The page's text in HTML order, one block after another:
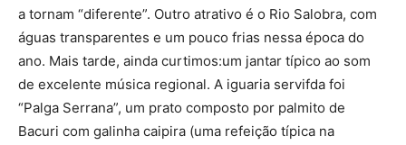
a tornam “diferente”. Outro atrativo é o Rio Salobra, com
águas transparentes e um pouco frias nessa época do
ano. Mais tarde, ainda curtimos:um jantar típico ao som
de excelente música regional. A iguaria servifda foi
“Palga Serrana”, um prato composto por palmito de
Bacuri com galinha caipira (uma refeição típica na